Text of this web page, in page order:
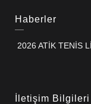
Haberler
2026 ATİK TENİS
İletişim Bilgileri